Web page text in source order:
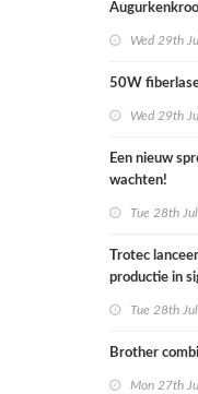
Wed 29th
50W
Wed 29th
Een nieuw
wachten!
Tue 28th Jul
Trotec
productie in
Tue 28th Jul
Brother
Mon 27th